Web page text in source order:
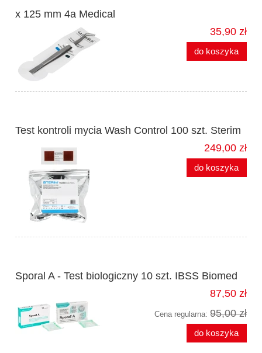
x 125 mm 4a Medical
35,90 zł
do koszyka
Test kontroli mycia Wash Control 100 szt. Sterim
249,00 zł
do koszyka
Sporal A - Test biologiczny 10 szt. IBSS Biomed
87,50 zł
Cena regularna: 95,00 zł
do koszyka